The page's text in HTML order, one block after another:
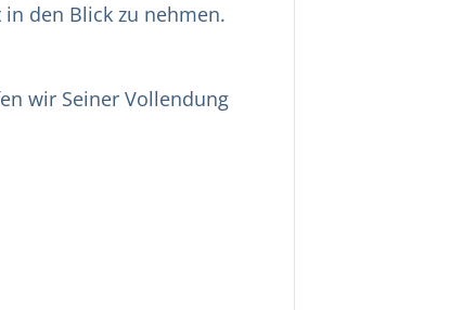
den Blick zu nehmen.
wir Seiner Vollendung